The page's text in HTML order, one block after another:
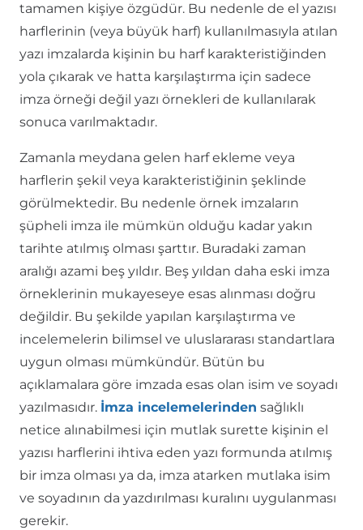
tamamen kişiye özgüdür. Bu nedenle de el yazısı
harflerinin (veya büyük harf) kullanılmasıyla atılan
yazı imzalarda kişinin bu harf karakteristiğinden
yola çıkarak ve hatta karşılaştırma için sadece
imza örneği değil yazı örnekleri de kullanılarak
sonuca varılmaktadır.
Zamanla meydana gelen harf ekleme veya
harflerin şekil veya karakteristiğinin şeklinde
görülmektedir. Bu nedenle örnek imzaların
şüpheli imza ile mümkün olduğu kadar yakın
tarihte atılmış olması şarttır. Buradaki zaman
aralığı azami beş yıldır. Beş yıldan daha eski imza
örneklerinin mukayeseye esas alınması doğru
değildir. Bu şekilde yapılan karşılaştırma ve
incelemelerin bilimsel ve uluslararası standartlara
uygun olması mümkündür. Bütün bu
açıklamalara göre imzada esas olan isim ve soyadı
yazılmasıdır. İmza incelemelerinden sağlıklı
netice alınabilmesi için mutlak surette kişinin el
yazısı harflerini ihtiva eden yazı formunda atılmış
bir imza olması ya da, imza atarken mutlaka isim
ve soyadının da yazdırılması kuralını uygulanması
gerekir.